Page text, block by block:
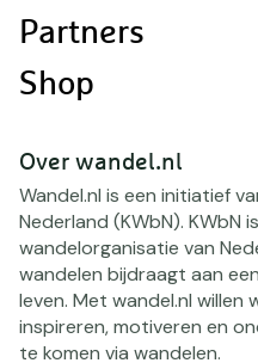
Partners
Shop
Over wandel.nl
Wandel.nl is een initiatief
Nederland (KWbN). KWbN
wandelorganisatie van
wandelen bijdraagt aan
leven. Met wandel.nl willen
inspireren, motiveren en
te komen via wandelen.